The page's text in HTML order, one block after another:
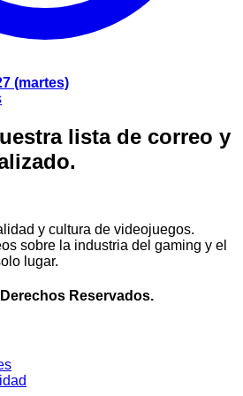
(martes)
lista de correo y
y cultura de videojuegos.
sobre la industria del gaming y el
lugar.
Reservados.